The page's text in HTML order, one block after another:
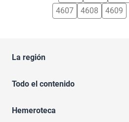
4607
4608 4609
La región
Todo el contenido
Hemeroteca